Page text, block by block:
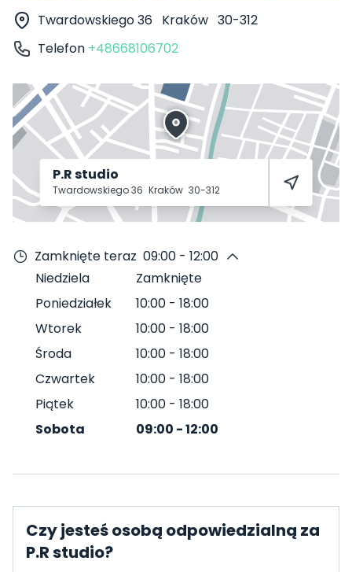
Twardowskiego 36 Kraków 30-312
Telefon +48668106702
P.R studio
Twardowskiego 36 Kraków 30-312
Zamknięte teraz 09:00 - 12:00
Niedziela
Zamknięte
Poniedziałek
10:00 - 18:00
Wtorek
10:00 - 18:00
Środa
10:00 - 18:00
Czwartek
10:00 - 18:00
Piątek
10:00 - 18:00
Sobota
09:00 -12:00
Czy jesteś osobą odpowiedzialną za
P.R studio?